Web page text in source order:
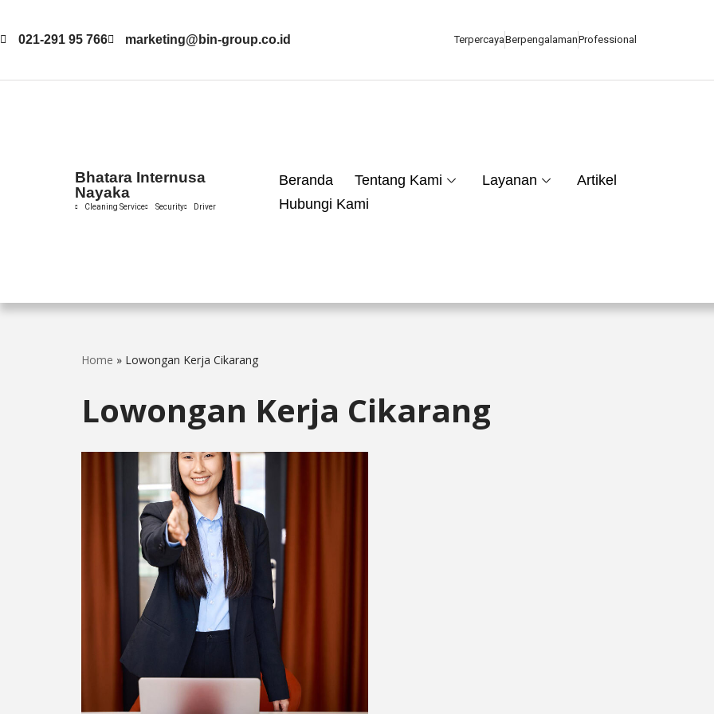
Skip
021-291 95 766 marketing@bin-group.co.id TerpercayaBerpengalamanProfessional
Bhatara Internusa
Nayaka
Cleaning Service Security Driver
Beranda Tentang Kami Layanan
Artikel
Hubungi Kami
Home » Lowongan Kerja Cikarang
Lowongan Kerja Cikarang